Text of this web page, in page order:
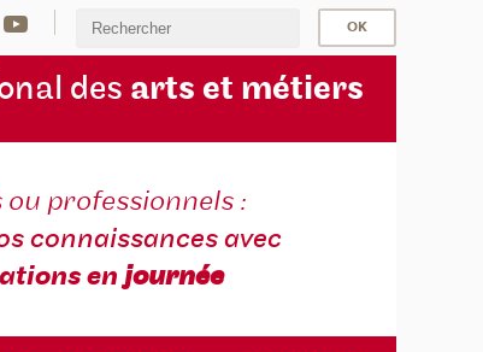
des arts et métiers
professionnels :
connaissances avec
enjournée